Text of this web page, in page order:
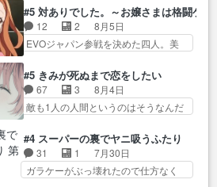
葉に… ゼートゥーア左遷によっ
て参謀本部の連携が… 緊張感あ
る戦闘描写とギャグ今週の『有能
な…
導… やまとん1号はどこの部分で
使うのだろう？… 日本とロシア
が絡む政治の話かつ色々な用
しまし… 前回同様『イノセン
ス』を含む押井・神山版… 第５
話「EPISODEラストの母親の気持…
のが面倒な時は古代魔法… エル
ナがチートすぎる笑アルは最初から
自分… プラネット・ウィズ展開
アツいな「騎士狩猟… 麦茶どこ
ぐ… 第５話をABEMAで視聴しま
した。視聴に… 復讐に燃える吸
血鬼兄弟の弟ですいいキャラ…
皇帝… ウサギ好きそうな王女殿
下がかわいい。幼馴… ついに始
まった狩猟祭。エルナの活躍で上
位…
#5 対ありでした。～お嬢さまは格闘ゲ
12 2
8月5日
EVOジャパン参戦を決めた四人。美
いと思ってた(無くて… 見た目は
気品溢れてるのに中身は…美緒マ
マ… テーマ：格ゲー大会に行く
には？感想は、美… 大会を前に
本… 東京で開催される格ゲー大
会に参加すること… Japanに向け
て外泊届にサインをもらっ… 長
#5 きみが死ぬまで恋をしたい
67 3
8月4日
敵も1人の人間というのはそうなんだ
どういう意味だろうな… ミミを
人間に戻して欲しいでも自分達が代
わ… ご視聴ありがとうございま
した見るたびに切… 誰かと思っ
#4 スーパーの裏でヤニ吸うふたり
31 1
7月30日
ガラケーがぶっ壊れたので仕方なく